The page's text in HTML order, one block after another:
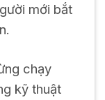
mới bắt
chạy
kỹ thuật